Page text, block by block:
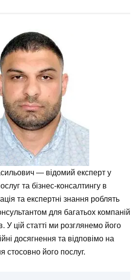
— відомий експерт у
та бізнес-консалтингу в
та експертні знання роблять
для багатьох компаній
У цій статті ми розглянемо його
досягнення та відповімо на
стосовно його послуг.